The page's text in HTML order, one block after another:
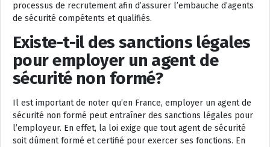
processus de recrutement afin d’assurer l’embauche d’agents
de sécurité compétents et qualifiés.
Existe-t-il des sanctions légales
pour employer un agent de
sécurité non formé?
Il est important de noter qu’en France, employer un agent de
sécurité non formé peut entraîner des sanctions légales pour
l’employeur. En effet, la loi exige que tout agent de sécurité
soit dûment formé et certifié pour exercer ses fonctions. En